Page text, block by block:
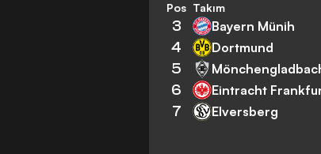
Pos Takım
3 Bayern Münih
4 Dortmund
5
6 Eintracht
7 Elversberg